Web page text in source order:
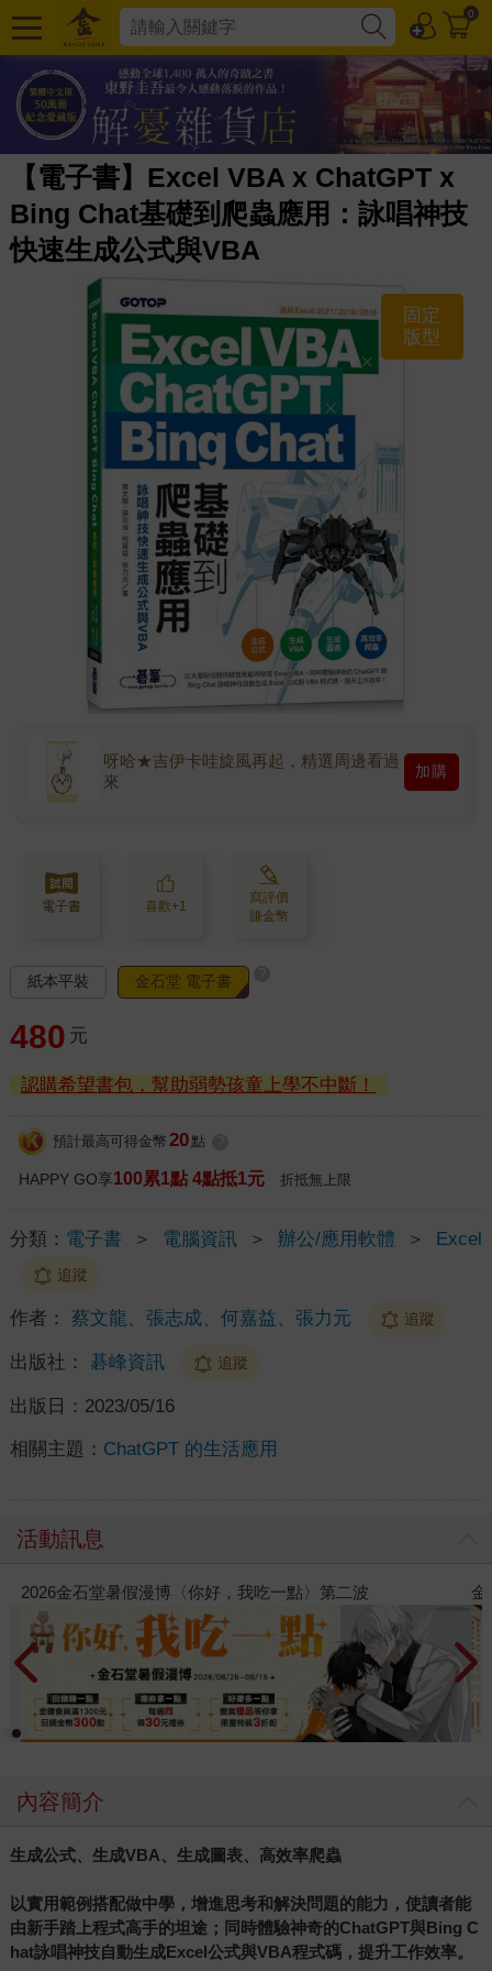
0
【電子書】Excel VBA x ChatGPT x
Bing Chat基礎到爬蟲應用：詠唱神技
快速生成公式與VBA
固定
版型
呀哈★吉伊卡哇旋風再起，精選周邊看過
來
加購
電子書 喜歡+1
寫評價
賺金幣
紙本平裝 金石堂 電子書
480 元
認購希望書包，幫助弱勢孩童上學不中斷！
預計最高可得金幣 20 點
HAPPY GO享100累1點 4點抵1元 折抵無上限
分類： 電子書 ＞ 電腦資訊 ＞ 辦公/應用軟體 ＞ Excel
追蹤
作者： 蔡文龍、張志成、何嘉益、張力元 追蹤
出版社： 碁峰資訊 追蹤
出版日： 2023/05/16
相關主題： ChatGPT 的生活應用
活動訊息
金石堂2026海外優惠：電子書
內容簡介
生成公式、生成VBA、生成圖表、高效率爬蟲
以實用範例搭配做中學，增進思考和解決問題的能力，使讀者能
由新手踏上程式高手的坦途；同時體驗神奇的ChatGPT與Bing C
hat詠唱神技自動生成Excel公式與VBA程式碼，提升工作效率。